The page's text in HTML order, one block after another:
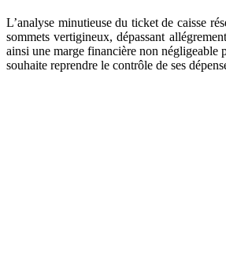
L’analyse minutieuse du ticket de caisse
sommets vertigineux, dépassant
ainsi une marge financière non négligeable
souhaite reprendre le contrôle de ses